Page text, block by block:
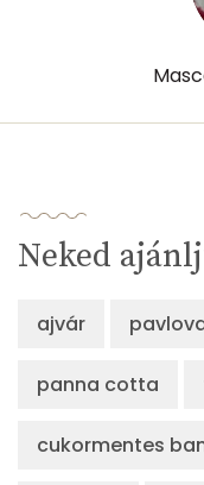
Neked
ajvár
panna cotta
cukormentes